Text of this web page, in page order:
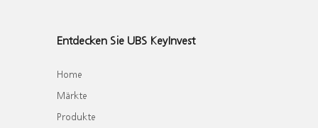
Entdecken Sie UBS KeyInvest
Home
Märkte
Produkte